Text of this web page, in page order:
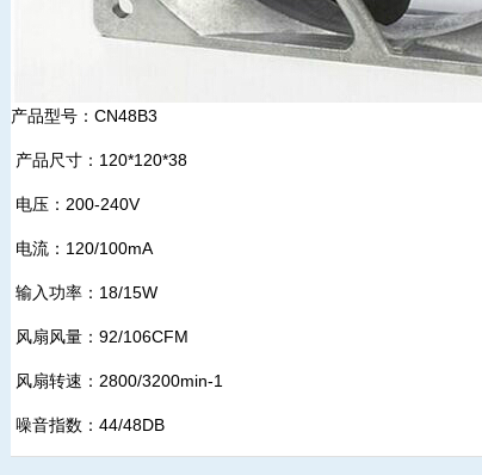
产品型号：CN48B3
产品尺寸：120*120*38
电压：200-240V
电流：120/100mA
输入功率：18/15W
风扇风量：92/106CFM
风扇转速：2800/3200min-1
噪音指数：44/48DB